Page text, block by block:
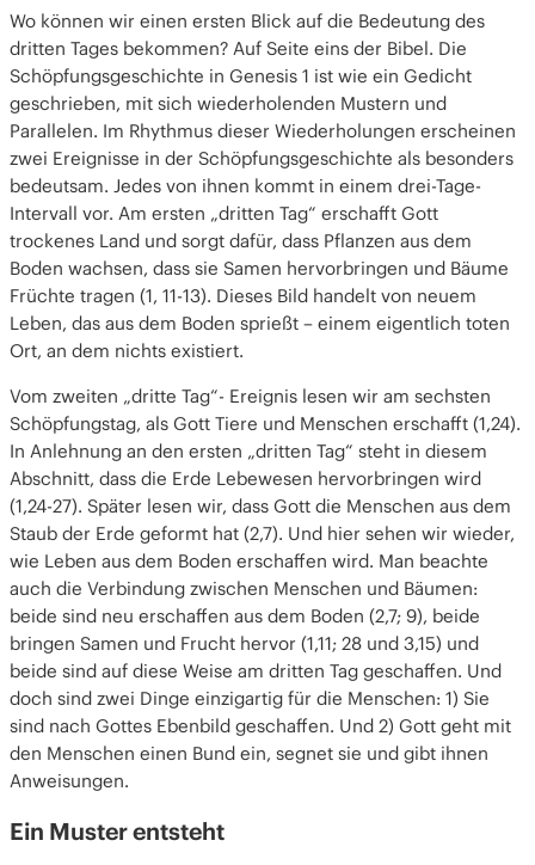
Wo können wir einen ersten Blick auf die Bedeutung des
dritten Tages bekommen? Auf Seite eins der Bibel. Die
Schöpfungsgeschichte in Genesis 1 ist wie ein Gedicht
geschrieben, mit sich wiederholenden Mustern und
Parallelen. Im Rhythmus dieser Wiederholungen erscheinen
zwei Ereignisse in der Schöpfungsgeschichte als besonders
bedeutsam. Jedes von ihnen kommt in einem drei-Tage-
Intervall vor. Am ersten „dritten Tag“ erschafft Gott
trockenes Land und sorgt dafür, dass Pflanzen aus dem
Boden wachsen, dass sie Samen hervorbringen und Bäume
Früchte tragen (1, 11-13). Dieses Bild handelt von neuem
Leben, das aus dem Boden sprießt – einem eigentlich toten
Ort, an dem nichts existiert.
Vom zweiten „dritte Tag“- Ereignis lesen wir am sechsten
Schöpfungstag, als Gott Tiere und Menschen erschafft (1,24).
In Anlehnung an den ersten „dritten Tag“ steht in diesem
Abschnitt, dass die Erde Lebewesen hervorbringen wird
(1,24-27). Später lesen wir, dass Gott die Menschen aus dem
Staub der Erde geformt hat (2,7). Und hier sehen wir wieder,
wie Leben aus dem Boden erschaffen wird. Man beachte
auch die Verbindung zwischen Menschen und Bäumen:
beide sind neu erschaffen aus dem Boden (2,7; 9), beide
bringen Samen und Frucht hervor (1,11; 28 und 3,15) und
beide sind auf diese Weise am dritten Tag geschaffen. Und
doch sind zwei Dinge einzigartig für die Menschen: 1) Sie
sind nach Gottes Ebenbild geschaffen. Und 2) Gott geht mit
den Menschen einen Bund ein, segnet sie und gibt ihnen
Anweisungen.
Ein Muster entsteht